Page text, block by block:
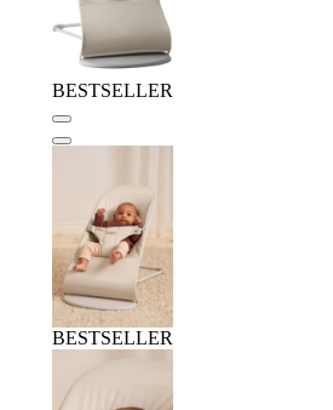
BESTSELLER
BESTSELLER